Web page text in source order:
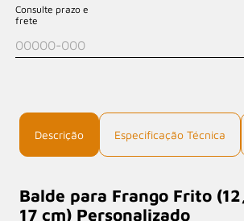
Consulte prazo e
frete
Descrição Especificação Técnica
Balde para Frango Frito
17 cm) Personalizado